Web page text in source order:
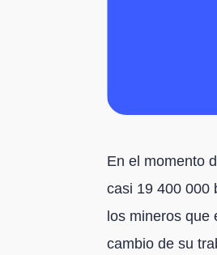
En el momento
casi 19 400 000
los mineros
cambio de su